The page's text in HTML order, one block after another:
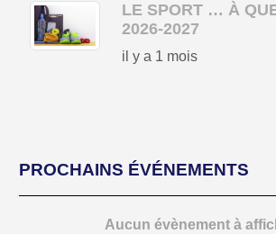
LE SPORT … À
2026-2027
il y a 1 mois
PROCHAINS ÉVÉNEMENTS
Aucun évènement à